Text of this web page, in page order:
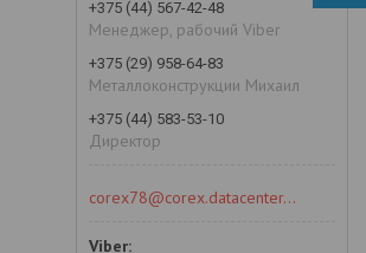
+375 (44) 567-42-48
Менеджер, рабочий Viber
+375 (29) 958-64-83
Металлоконструкции Михаил
+375 (44) 583-53-10
Директор
corex78@corex.datacenter.by